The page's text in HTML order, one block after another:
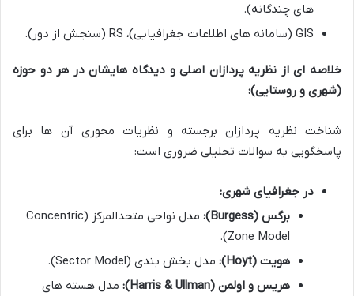
های چندگانه).
GIS (سامانه های اطلاعات جغرافیایی)، RS (سنجش از دور).
خلاصه ای از نظریه پردازان اصلی و دیدگاه هایشان در هر دو حوزه
(شهری و روستایی):
شناخت نظریه پردازان برجسته و نظریات محوری آن ها برای
پاسخگویی به سوالات تحلیلی ضروری است:
در جغرافیای شهری:
برگس (Burgess):
مدل نواحی متحدالمرکز (Concentric
Zone Model).
هویت (Hoyt):
مدل بخش بندی (Sector Model).
هریس و اولمن (Harris & Ullman):
مدل هسته های